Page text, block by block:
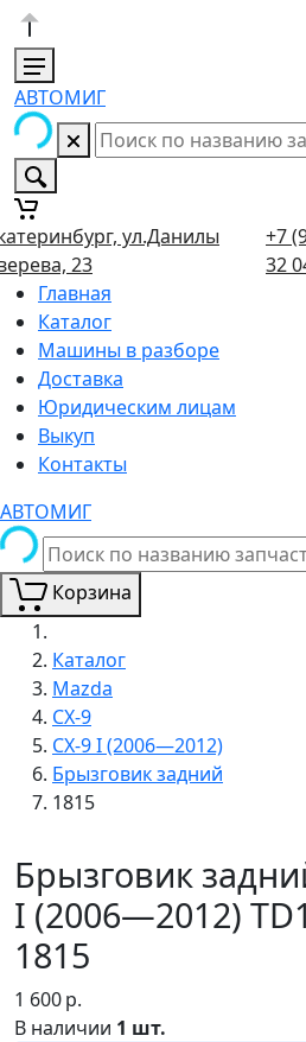
АВТОМИГ
ул.Данилы
23
+7
32
Главная
Каталог
Машины в разборе
Доставка
Юридическим лицам
Выкуп
Контакты
АВТОМИГ
Корзина
Каталог
Mazda
CX-9
CX-9 I (2006—2012)
Брызговик задний
1815
Брызговик
I (2006—2012)
1815
1 600р.
В наличии 1 шт.